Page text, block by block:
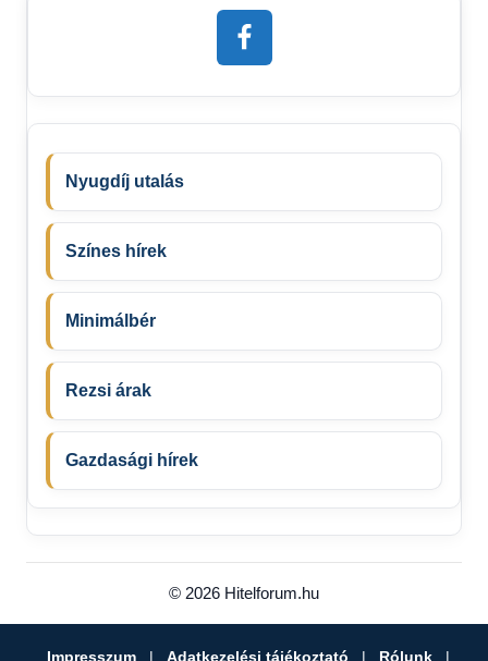
Nyugdíj utalás
Színes hírek
Minimálbér
Rezsi árak
Gazdasági hírek
© 2026 Hitelforum.hu
Impresszum | Adatkezelési tájékoztató | Rólunk |